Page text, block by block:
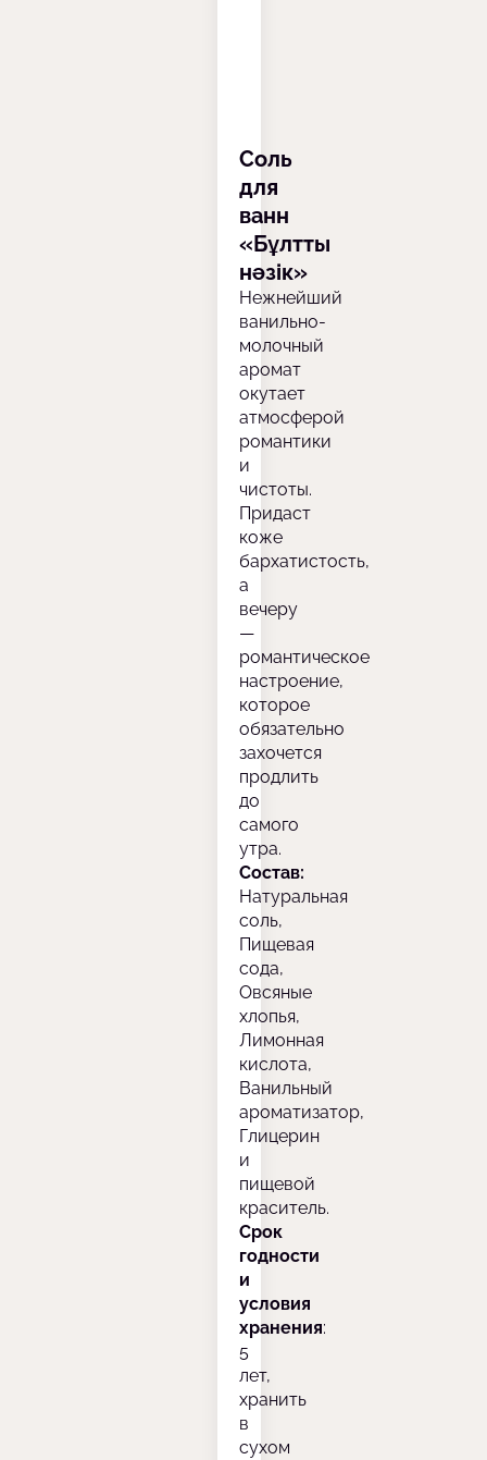
Соль
для
ванн
«Бұлтты
нәзік»
Нежнейший
ванильно-
молочный
аромат
окутает
атмосферой
романтики
и
чистоты.
Придаст
коже
бархатистость,
а
вечеру
—
романтическое
настроение,
которое
обязательно
захочется
продлить
до
самого
утра.
Состав:
Натуральная
соль,
Пищевая
сода,
Овсяные
хлопья,
Лимонная
кислота,
Ванильный
ароматизатор,
Глицерин
и
пищевой
краситель.
Срок
годности
и
условия
хранения:
5
лет,
хранить
в
сухом